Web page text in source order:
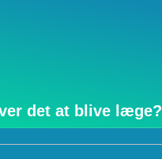
det at blive læge?